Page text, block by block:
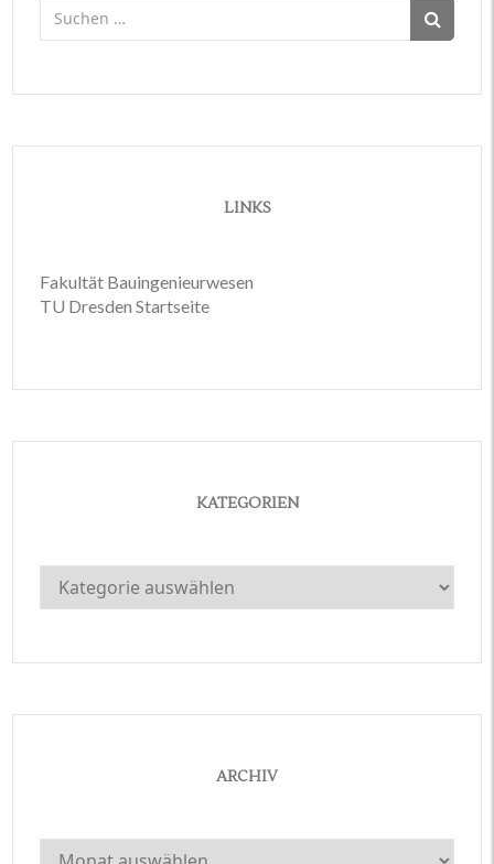
nach:
LINKS
Fakultät Bauingenieurwesen
TU Dresden Startseite
KATEGORIEN
Kategorien
ARCHIV
Archiv